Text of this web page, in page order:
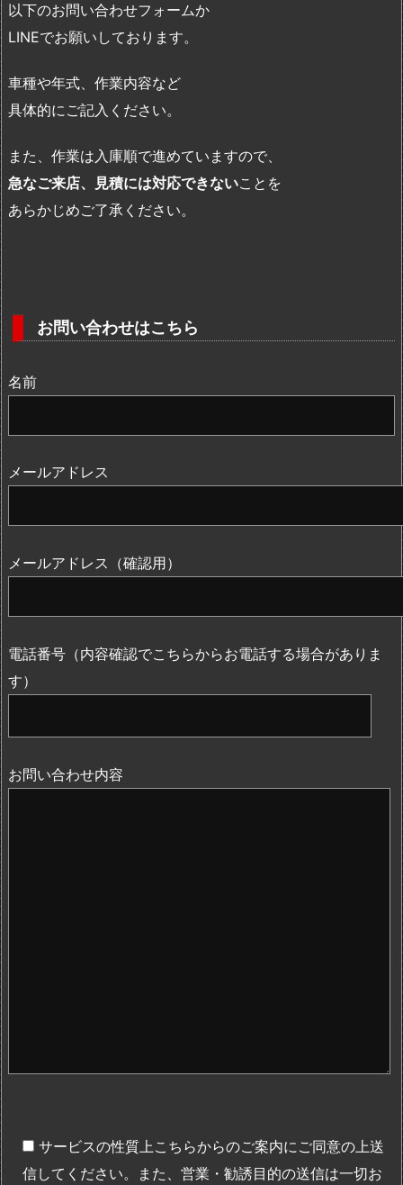
以下のお問い合わせフォームか
LINEでお願いしております。
車種や年式、作業内容など
具体的にご記入ください。
また、作業は入庫順で進めていますので、
急なご来店、見積には対応できないことを
あらかじめご了承ください。
お問い合わせはこちら
名前
メールアドレス
メールアドレス（確認用）
電話番号（内容確認でこちらからお電話する場合がありま
す）
お問い合わせ内容
サービスの性質上こちらからのご案内にご同意の上送
信してください。また、営業・勧誘目的の送信は一切お